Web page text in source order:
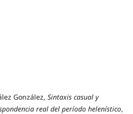
González, Sintaxis casual y
real del período helenístico,